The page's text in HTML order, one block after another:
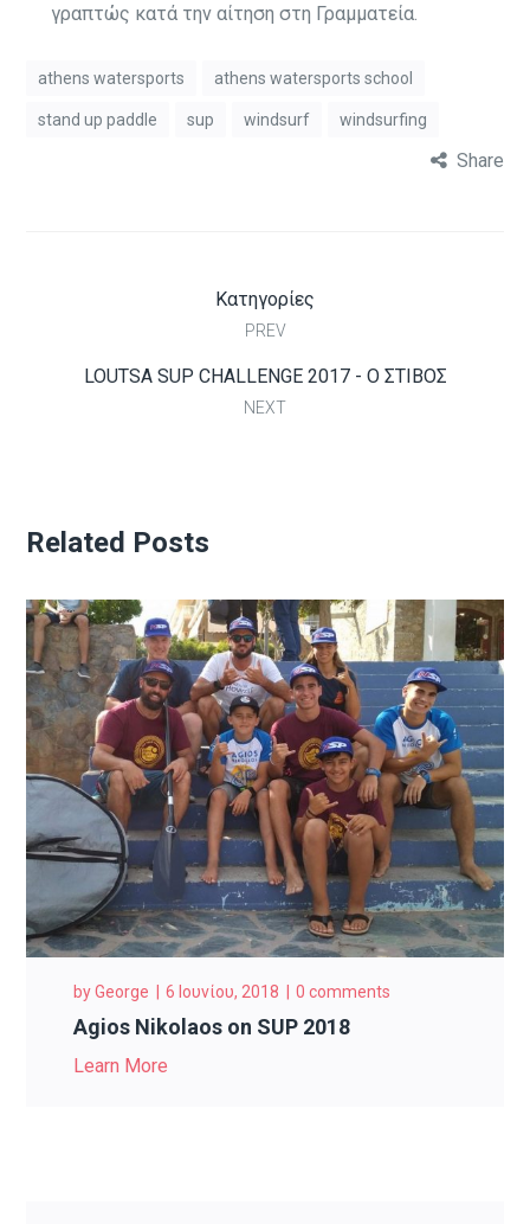
γραπτώς κατά την αίτηση στη Γραμματεία.
athens watersports athens watersports school
stand up paddle sup windsurf windsurfing
Share
Κατηγορίες
PREV
LOUTSA SUP CHALLENGE 2017 - Ο ΣΤΙΒΟΣ
NEXT
Related Posts
byGeorge 6 Ιουνίου, 2018 0 comments
Agios Nikolaos on SUP 2018
Learn More